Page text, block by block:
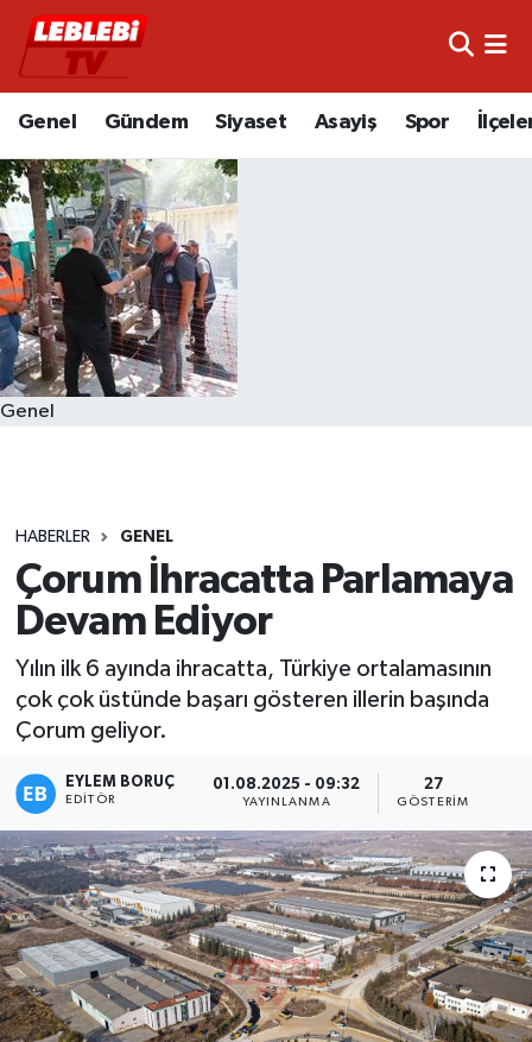
Genel Gündem Siyaset Asayiş Spor
Genel
HABERLER GENEL
Çorum İhracatta Parlamaya
Devam Ediyor
Yılın ilk 6 ayında ihracatta, Türkiye ortalamasının
çok çok üstünde başarı gösteren illerin başında
Çorum geliyor.
EYLEM BORUÇ
EDITÖR
01.08.2025 - 09:32
YAYINLANMA
27
GÖSTERIM
Hava Durumu
Trafik Durumu
Süper Lig Puan Durumu ve Fikstür
Tüm Manşetler
Son Dakika Haberleri